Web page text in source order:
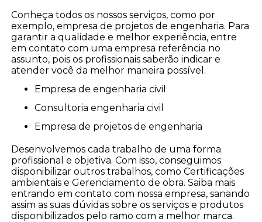
Conheça todos os nossos serviços, como por
exemplo, empresa de projetos de engenharia. Para
garantir a qualidade e melhor experiência, entre
em contato com uma empresa referência no
assunto, pois os profissionais saberão indicar e
atender você da melhor maneira possível.
empresa de engenharia civil
consultoria engenharia civil
empresa de projetos de engenharia
Desenvolvemos cada trabalho de uma forma
profissional e objetiva. Com isso, conseguimos
disponibilizar outros trabalhos, como Certificações
ambientais e Gerenciamento de obra. Saiba mais
entrando em contato com nossa empresa, sanando
assim as suas dúvidas sobre os serviços e produtos
disponibilizados pelo ramo com a melhor marca.